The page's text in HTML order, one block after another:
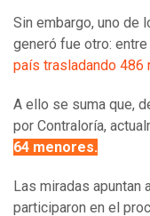
Sin embargo, uno de
generó fue otro:
país trasladando 486
A ello se suma que,
por Contraloría,
64 menores.
Las miradas apuntan
participaron en el